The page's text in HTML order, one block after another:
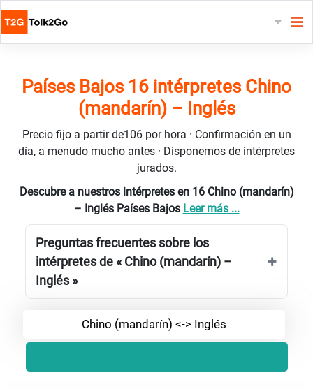
Países Bajos 16 intérpretes Chino
(mandarín) – Inglés
Precio fijo a partir de106 por hora · Confirmación en un
día, a menudo mucho antes · Disponemos de intérpretes
jurados.
Descubre a nuestros intérpretes en 16 Chino (mandarín)
– Inglés Países Bajos Leer más ...
Preguntas frecuentes sobre los
intérpretes de « Chino (mandarín) –
Inglés »
Chino (mandarín) <-> Inglés